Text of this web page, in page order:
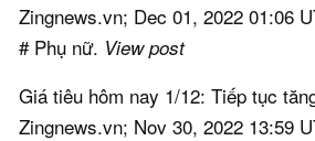
Zingnews.vn; Dec 01, 2022 01:06
# Phụ nữ. View post
Giá tiêu hôm nay 1/12: Tiếp tục
Zingnews.vn; Nov 30, 2022 13:59